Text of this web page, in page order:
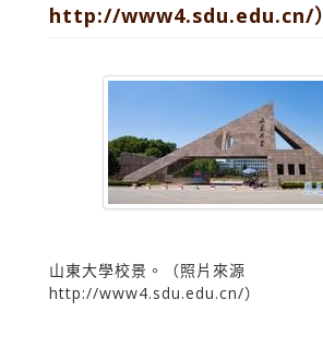
http://www4.sdu.edu.cn/）
山東大學校景。（照片來源
http://www4.sdu.edu.cn/）